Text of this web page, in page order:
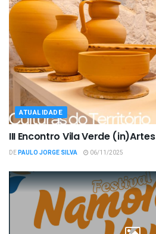
ATUALIDADE
III Encontro Vila Verde (in)Artes
DEPAULO JORGE SILVA 06/11/2025